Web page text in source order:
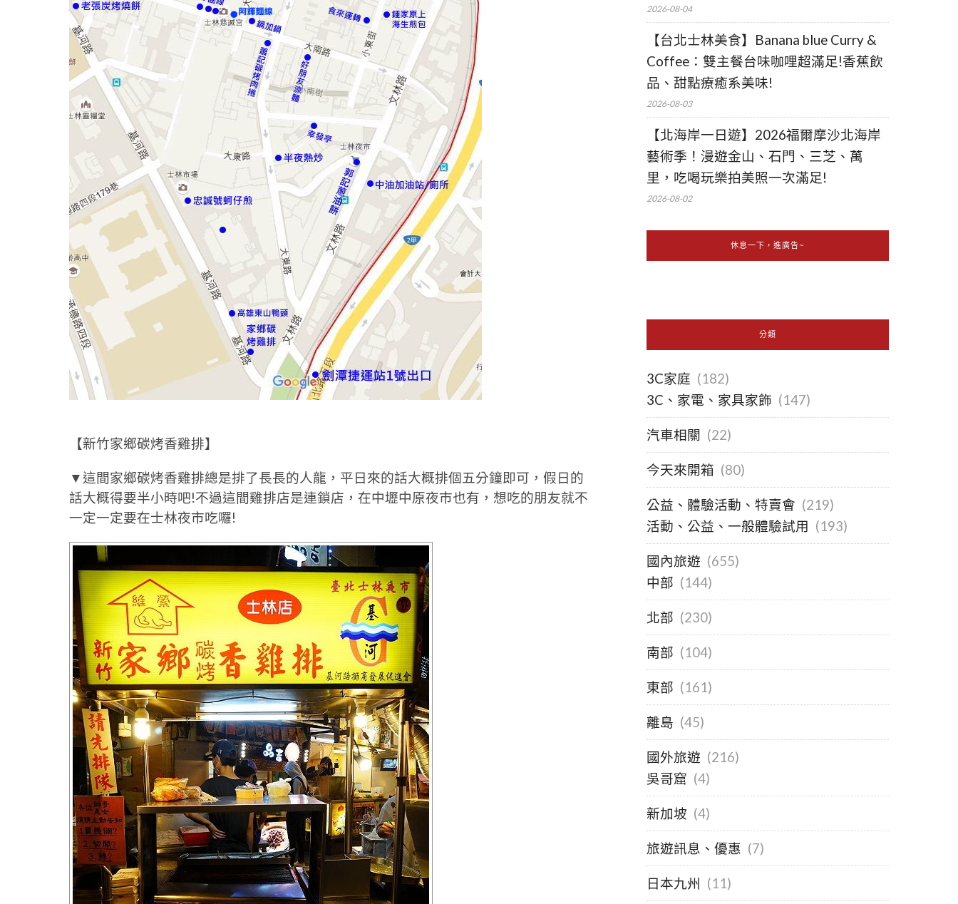
【新竹家鄉碳烤香雞排】
▼這間家鄉碳烤香雞排總是排了長長的人龍，平日來的話大概排個五分鐘即可，假日的
話大概得要半小時吧!不過這間雞排店是連鎖店，在中壢中原夜市也有，想吃的朋友就不
一定一定要在士林夜市吃囉!
2026-08-04
【台北士林美食】Banana blue Curry &
Coffee：雙主餐台味咖哩超滿足!香蕉飲
品、甜點療癒系美味!
2026-08-03
【北海岸一日遊】2026福爾摩沙北海岸
藝術季！漫遊金山、石門、三芝、萬
里，吃喝玩樂拍美照一次滿足!
2026-08-02
休息一下，進廣告~
分類
3C家庭 (182)
3C、家電、家具家飾 (147)
汽車相關 (22)
今天來開箱 (80)
公益、體驗活動、特賣會 (219)
活動、公益、一般體驗試用 (193)
國內旅遊 (655)
中部 (144)
北部 (230)
南部 (104)
東部 (161)
離島 (45)
國外旅遊 (216)
吳哥窟 (4)
新加坡 (4)
旅遊訊息、優惠 (7)
日本九州 (11)